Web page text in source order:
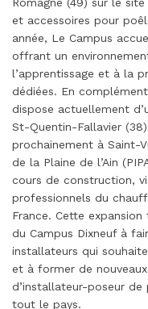
et accessoires pour
année, Le Campus
offrant un
l’apprentissage et à la
dédiées. En
dispose actuellement
St-Quentin-Fallavier
prochainement à Saint-
de la Plaine de l’Ain
cours de construction,
professionnels du
France. Cette
du Campus Dixneuf à
installateurs qui
et à former de
d’installateur-poseur
tout le pays.